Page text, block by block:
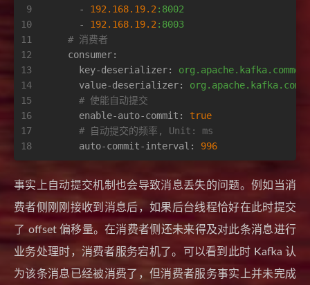
9
10
11
12
13
14
15
16
17
18
-
192.168.19.2 :8002
-
192.168.19.2 :8003
# 消费者
consumer:
key-deserializer:
value-deserializer:
# 使能自动提交
enable-auto-commit:
true
# 自动提交的频率, Unit: ms
auto-commit-interval:
996
事实上自动提交机制也会导致消息丢失的问题。例如当消
费者侧刚刚接收到消息后，如果后台线程恰好在此时提交
了 offset 偏移量。在消费者侧还未来得及对此条消息进行
业务处理时，消费者服务宕机了。可以看到此时 Kafka 认
为该条消息已经被消费了，但消费者服务事实上并未完成